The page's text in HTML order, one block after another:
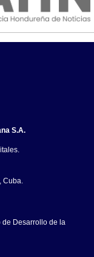
S.A.
de Desarrollo de la